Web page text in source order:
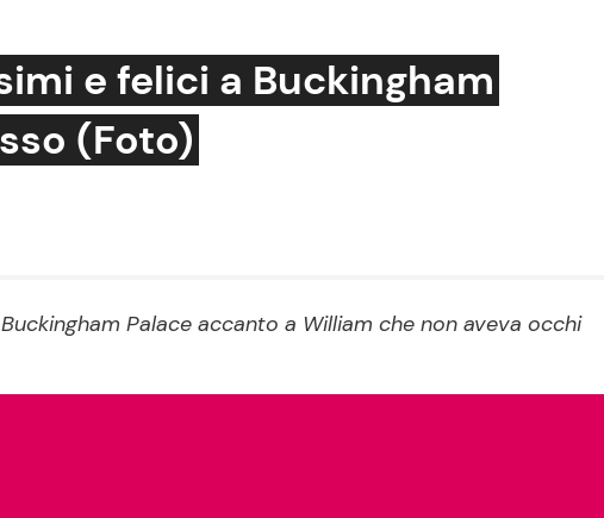
Mamma Le Ricette in TV
Ricette Facili e Veloci
e felici a Buckingham
(Foto)
Palace accanto a William che non aveva occhi